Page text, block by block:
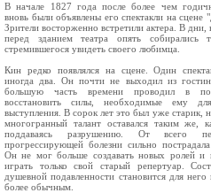
В начале 1827 года после более чем
вновь были объявлены его спектакли на сцене
Зрители восторженно встретили актера. В дни,
перед зданием театра опять собирались
стремившегося увидеть своего любимца.
Кин редко появлялся на сцене. Один
иногда два. Он почти не выходил из
большую часть времени проводил в
восстановить силы, необходимые ему
выступления. В сорок лет это был уже старик,
многогранный талант оставался таким же,
поддаваясь разрушению. От всего
прогрессирующей болезни сильно
Он не мог больше создавать новых ролей и
играть только свой старый репертуар.
душевной подавленности становится для него
более обычным.